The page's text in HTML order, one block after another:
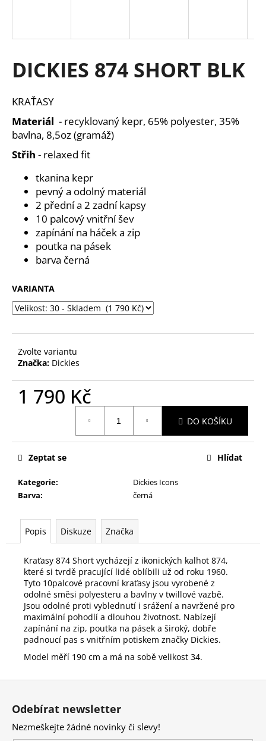
DICKIES 874 SHORT BLK
KRAŤASY
Materiál - recyklovaný kepr, 65% polyester, 35%
bavlna, 8,5oz (gramáž)
Střih - relaxed fit
tkanina kepr
pevný a odolný materiál
2 přední a 2 zadní kapsy
10 palcový vnitřní šev
zapínání na háček a zip
poutka na pásek
barva černá
VARIANTA
Zvolte variantu
Značka: Dickies
1 790 Kč
DO KOŠÍKU
Kategorie:
Dickies Icons
Barva: černá
Zeptat se Hlídat
Popis Diskuze Značka
Kraťasy 874 Short vycházejí z ikonických kalhot 874,
které si tvrdě pracující lidé oblíbili už od roku 1960.
Tyto 10palcové pracovní kraťasy jsou vyrobené z
odolné směsi polyesteru a bavlny v twillové vazbě.
Jsou odolné proti vyblednutí i srážení a navržené pro
maximální pohodlí a dlouhou životnost. Nabízejí
zapínání na zip, poutka na pásek a široký, dobře
padnoucí pas s vnitřním potiskem značky Dickies.
Model měří 190 cm a má na sobě velikost 34.
í
t
?
HLEDAT
u
j
e
e
Odebírat newsletter
Nezmeškejte žádné novinky či slevy!